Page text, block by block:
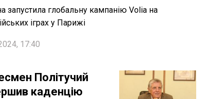
запустила глобальну кампанію Volia на
іграх у Парижі
17:40
Політучий
каденцію